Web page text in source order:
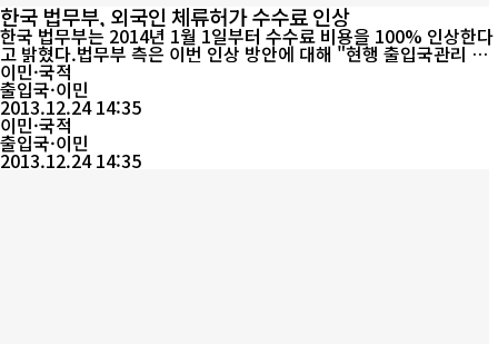
한국 법무부, 외국인 체류허가 수수료 인상
한국 법무부는 2014년 1월 1일부터 수수료 비용을 100% 인상한다
고 밝혔다.법무부 측은 이번 인상 방안에 대해 "현행 출입국관리 수
수료는 1998년 인상된 이후 약 15년 동안 동결되여 국내물가 및 인
건비 상승률 등에 비해 현저히 낮았다"며 "출입국관리수수료는 국
가간의 상호주의에 따라 정하는것으로서 한국의 현행 수수료가 주요
선진국에 비해 현저히 낮은 점 등을 고려"했다고 밝혔다.체류자격
외 활동허가, 근무처의 변...
이민·국적
출입국·이민
2013.12.24 14:35
이민·국적
출입국·이민
2013.12.24 14:35